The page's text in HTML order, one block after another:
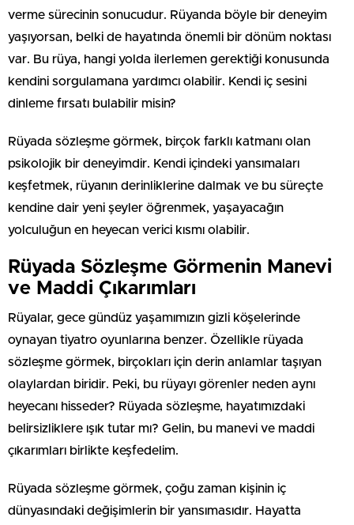
verme sürecinin sonucudur. Rüyanda böyle bir deneyim
yaşıyorsan, belki de hayatında önemli bir dönüm noktası
var. Bu rüya, hangi yolda ilerlemen gerektiği konusunda
kendini sorgulamana yardımcı olabilir. Kendi iç sesini
dinleme fırsatı bulabilir misin?
Rüyada sözleşme görmek, birçok farklı katmanı olan
psikolojik bir deneyimdir. Kendi içindeki yansımaları
keşfetmek, rüyanın derinliklerine dalmak ve bu süreçte
kendine dair yeni şeyler öğrenmek, yaşayacağın
yolculuğun en heyecan verici kısmı olabilir.
Rüyada Sözleşme Görmenin Manevi
ve Maddi Çıkarımları
Rüyalar, gece gündüz yaşamımızın gizli köşelerinde
oynayan tiyatro oyunlarına benzer. Özellikle rüyada
sözleşme görmek, birçokları için derin anlamlar taşıyan
olaylardan biridir. Peki, bu rüyayı görenler neden aynı
heyecanı hisseder? Rüyada sözleşme, hayatımızdaki
belirsizliklere ışık tutar mı? Gelin, bu manevi ve maddi
çıkarımları birlikte keşfedelim.
Rüyada sözleşme görmek, çoğu zaman kişinin iç
dünyasındaki değişimlerin bir yansımasıdır. Hayatta